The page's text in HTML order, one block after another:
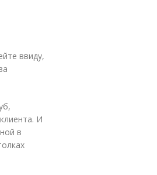
ввиду,
И
в